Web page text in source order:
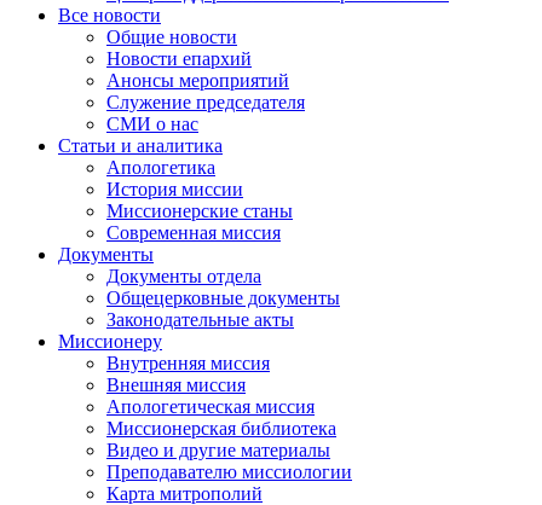
Все новости
Общие новости
Новости епархий
Анонсы мероприятий
Служение председателя
СМИ о нас
Статьи и аналитика
Апологетика
История миссии
Миссионерские станы
Современная миссия
Документы
Документы отдела
Общецерковные документы
Законодательные акты
Миссионеру
Внутренняя миссия
Внешняя миссия
Апологетическая миссия
Миссионерская библиотека
Видео и другие материалы
Преподавателю миссиологии
Карта митрополий